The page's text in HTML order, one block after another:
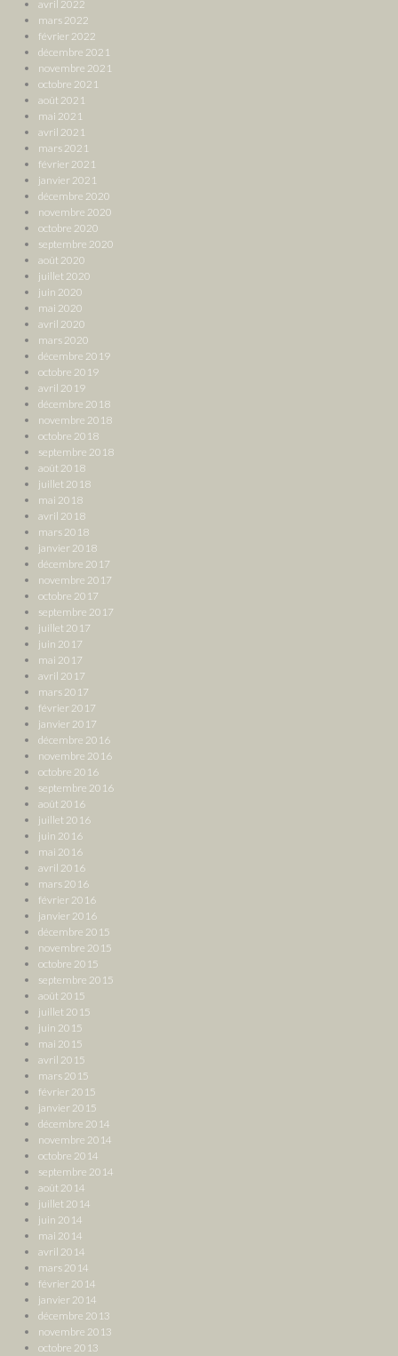
avril 2022
mars 2022
février 2022
décembre 2021
novembre 2021
octobre 2021
août 2021
mai 2021
avril 2021
mars 2021
février 2021
janvier 2021
décembre 2020
novembre 2020
octobre 2020
septembre 2020
août 2020
juillet 2020
juin 2020
mai 2020
avril 2020
mars 2020
décembre 2019
octobre 2019
avril 2019
décembre 2018
novembre 2018
octobre 2018
septembre 2018
août 2018
juillet 2018
mai 2018
avril 2018
mars 2018
janvier 2018
décembre 2017
novembre 2017
octobre 2017
septembre 2017
juillet 2017
juin 2017
mai 2017
avril 2017
mars 2017
février 2017
janvier 2017
décembre 2016
novembre 2016
octobre 2016
septembre 2016
août 2016
juillet 2016
juin 2016
mai 2016
avril 2016
mars 2016
février 2016
janvier 2016
décembre 2015
novembre 2015
octobre 2015
septembre 2015
août 2015
juillet 2015
juin 2015
mai 2015
avril 2015
mars 2015
février 2015
janvier 2015
décembre 2014
novembre 2014
octobre 2014
septembre 2014
août 2014
juillet 2014
juin 2014
mai 2014
avril 2014
mars 2014
février 2014
janvier 2014
décembre 2013
novembre 2013
octobre 2013